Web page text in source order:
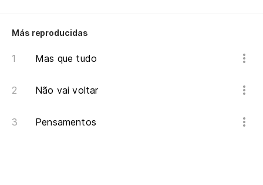
Más reproducidas
Mas que tudo
Não vai voltar
Pensamentos